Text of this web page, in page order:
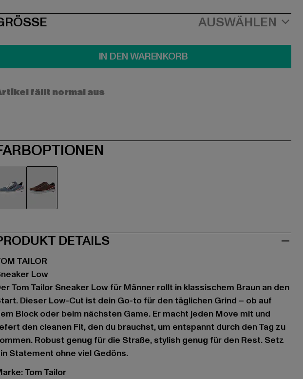
AUSWÄHLEN
IN DEN WARENKORB
fällt normal aus
DETAILS
TAILOR
Low
Tom Tailor Sneaker Low für Männer rollt in klassischem Braun an den
Dieser Low-Cut ist dein Go-to für den täglichen Grind – ob auf
Block oder beim nächsten Game. Er macht jeden Move mit und
den cleanen Fit, den du brauchst, um entspannt durch den Tag zu
Robust genug für die Straße, stylish genug für den Rest. Setz
Statement ohne viel Gedöns.
Tom Tailor